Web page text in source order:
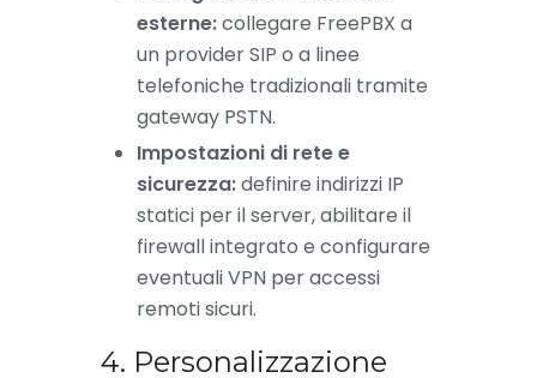
esterne:collegare FreePBX a
un provider SIP o a linee
telefoniche tradizionali tramite
gateway PSTN.
Impostazioni di rete e
sicurezza:definire indirizzi IP
statici per il server, abilitare il
firewall integrato e configurare
eventuali VPN per accessi
remoti sicuri.
4. Personalizzazione